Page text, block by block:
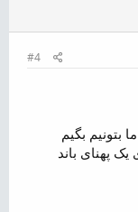
#4
بتونیم بگیم
دارای یک پهنای باند